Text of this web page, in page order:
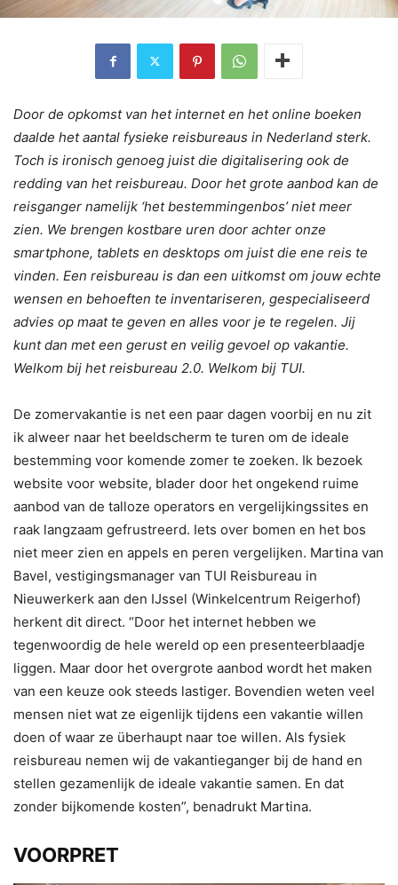
Door de opkomst van het internet en het online boeken
daalde het aantal fysieke reisbureaus in Nederland sterk.
Toch is ironisch genoeg juist die digitalisering ook de
redding van het reisbureau. Door het grote aanbod kan de
reisganger namelijk ‘het bestemmingenbos’ niet meer
zien. We brengen kostbare uren door achter onze
smartphone, tablets en desktops om juist die ene reis te
vinden. Een reisbureau is dan een uitkomst om jouw echte
wensen en behoeften te inventariseren, gespecialiseerd
advies op maat te geven en alles voor je te regelen. Jij
kunt dan met een gerust en veilig gevoel op vakantie.
Welkom bij het reisbureau 2.0. Welkom bij TUI.
De zomervakantie is net een paar dagen voorbij en nu zit
ik alweer naar het beeldscherm te turen om de ideale
bestemming voor komende zomer te zoeken. Ik bezoek
website voor website, blader door het ongekend ruime
aanbod van de talloze operators en vergelijkingssites en
raak langzaam gefrustreerd. Iets over bomen en het bos
niet meer zien en appels en peren vergelijken. Martina van
Bavel, vestigingsmanager van TUI Reisbureau in
Nieuwerkerk aan den IJssel (Winkelcentrum Reigerhof)
herkent dit direct. “Door het internet hebben we
tegenwoordig de hele wereld op een presenteerblaadje
liggen. Maar door het overgrote aanbod wordt het maken
van een keuze ook steeds lastiger. Bovendien weten veel
mensen niet wat ze eigenlijk tijdens een vakantie willen
doen of waar ze überhaupt naar toe willen. Als fysiek
reisbureau nemen wij de vakantieganger bij de hand en
stellen gezamenlijk de ideale vakantie samen. En dat
zonder bijkomende kosten”, benadrukt Martina.
VOORPRET